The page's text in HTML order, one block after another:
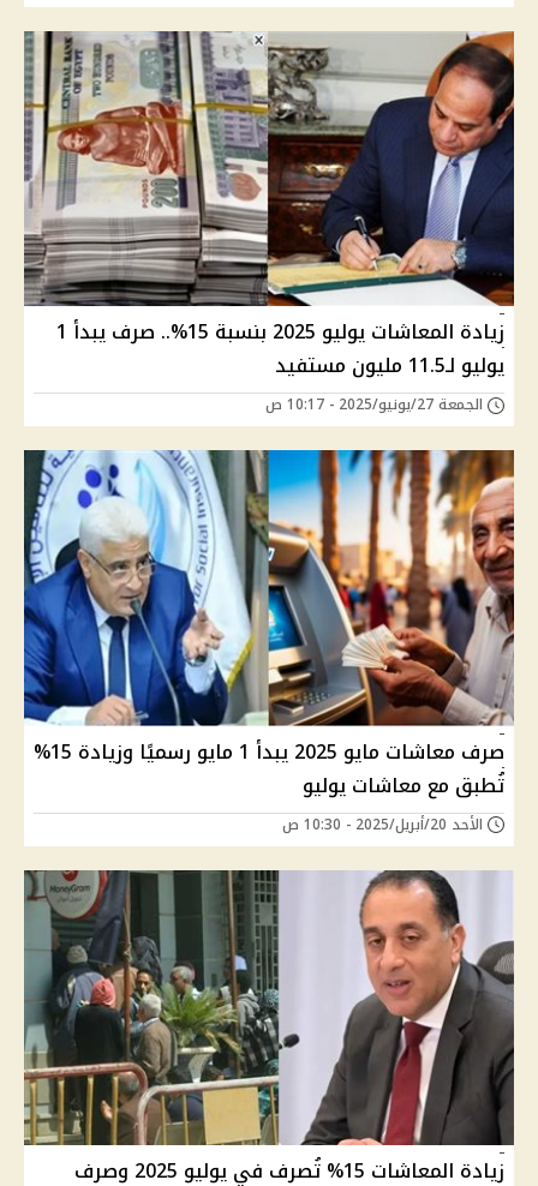
زيادة المعاشات يوليو 2025 بنسبة 15%.. صرف يبدأ 1
يوليو لـ11.5 مليون مستفيد
الجمعة 27/يونيو/2025 - 10:17 ص
صرف معاشات مايو 2025 يبدأ 1 مايو رسميًا وزيادة 15%
تُطبق مع معاشات يوليو
الأحد 20/أبريل/2025 - 10:30 ص
زيادة المعاشات 15% تُصرف في يوليو 2025 وصرف